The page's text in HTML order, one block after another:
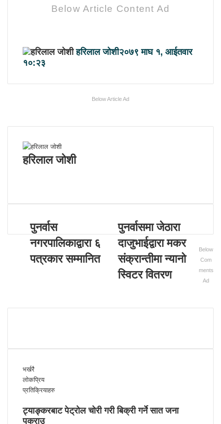
Below Article Content Ad
हरिलाल जोशी२०७९ माघ १, आईतवार
१०:२३
Below Article Ad
हरिलाल जोशी
s
e
c
o
पुनर्वास
नगरपालिकाद्वारा ६
पत्रकार सम्मानित
पुनर्वासमा जेठारा
दाजुभाईद्वारा मकर
संक्रान्तीमा न्यानो
स्विटर वितरण
Below
Com
ments
Ad
भर्खरै
लोकप्रिय
प्रतिक्रियाहरु
ट्याङ्करबाट पेट्रोल चोरी गरी बिक्री गर्ने सात जना
पक्राउ